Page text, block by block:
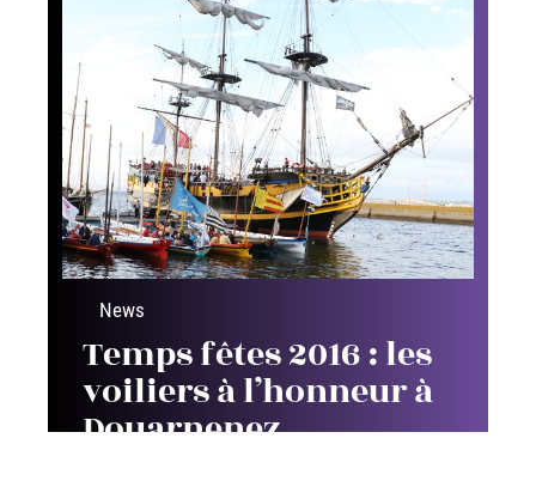
News
Temps fêtes 2016 : les
voiliers à l’honneur à
Douarnenez